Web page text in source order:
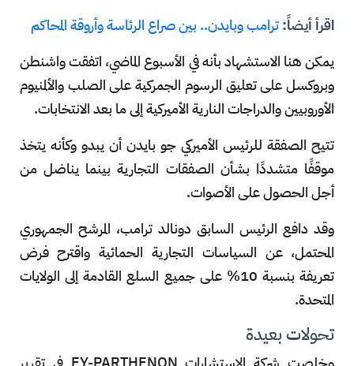
اقرأ أيضاً:ترامب وبايدن.. بين صراع الرئاسة وأروقة المحاكم
يمكن هنا الاستشهاد بأنه في الأسبوع الماضي، اتفقت واشنطن
وبروكسل على تعليق الرسوم الجمركية على الصلب والألمنيوم
الأوروبيين والدراجات النارية الأميركية إلى ما بعد الانتخابات.
تتيح الصفقة للرئيس الأميركي جو بايدن أن يبدو وكأنه يتخذ
موقفًا متشددًا بشأن الصفقات التجارية بينما يناضل من
أجل الحصول على الأصوات.
وقد دافع الرئيس السابق دونالد ترامب، المرشح الجمهوري
المحتمل، عن السياسات التجارية الحمائية واقترح فرض
تعريفة بنسبة 10% على جميع السلع القادمة إلى الولايات
المتحدة.
تحولات بعيدة